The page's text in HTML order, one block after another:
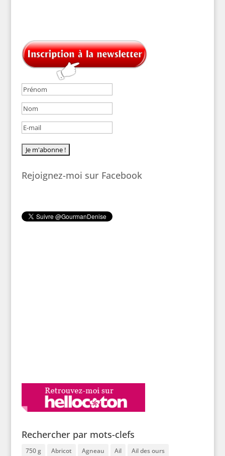
Rejoignez-moi sur Facebook
Rechercher par mots-clefs
750 g Abricot Agneau Ail
Ail des ours